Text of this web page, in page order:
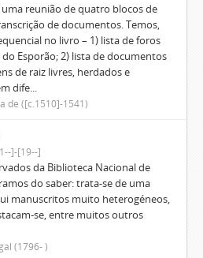
reunião de quatro blocos de
de documentos. Temos,
no livro – 1) lista de foros
Esporão; 2) lista de documentos
de raiz livres, herdados e
dife...
de ([c.1510]-1541)
]-[19--]
da Biblioteca Nacional de
do saber: trata-se de uma
manuscritos muito heterogéneos,
se, entre muitos outros
(1796- )